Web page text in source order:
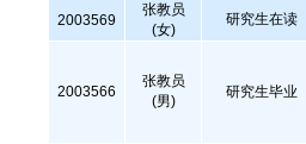
2003569
张教员
(女)
研究生在读
2003566
张教员
(男)
研究生毕业